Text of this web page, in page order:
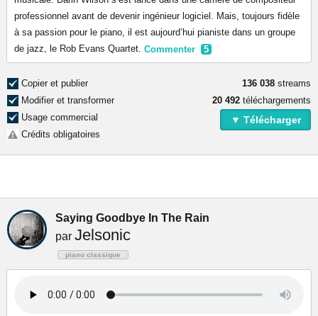
professionnel avant de devenir ingénieur logiciel. Mais, toujours fidèle
à sa passion pour le piano, il est aujourd’hui pianiste dans un groupe
de jazz, le Rob Evans Quartet. Commenter 5
Copier et publier
Modifier et transformer
Usage commercial
Crédits obligatoires
136 038 streams
20 492 téléchargements
▼ Télécharger
Saying Goodbye In The Rain
par Jelsonic
piano classique